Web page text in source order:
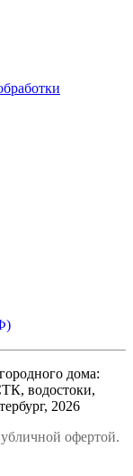
дома:
водостоки,
2026
офертой.